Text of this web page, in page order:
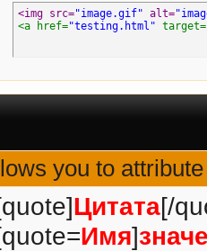
<img src="image.gif" alt=
<a href="testing.html" target=
you to
Цитата[/
Имя]